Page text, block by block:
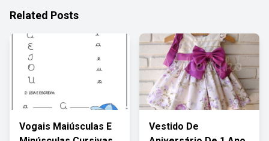
Related Posts
Vogais Maiúsculas E
Vestido De